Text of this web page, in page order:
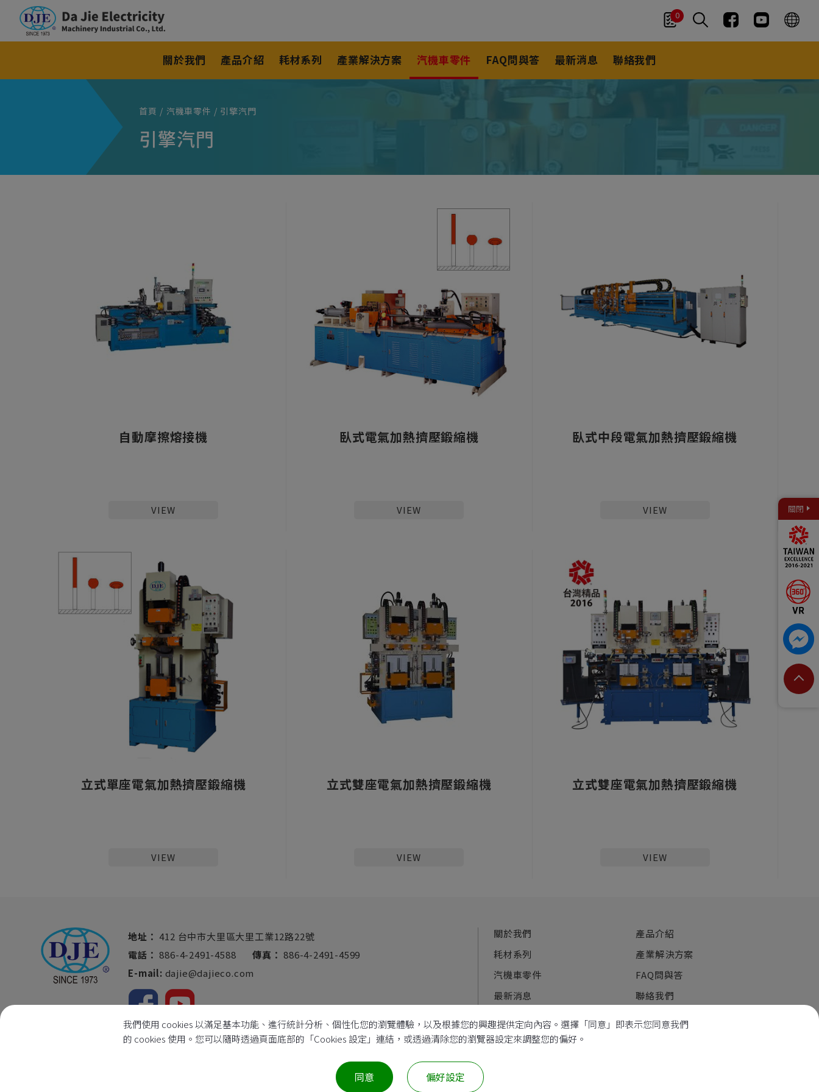
0
關於我們 產品介紹 耗材系列 產業解決方案 汽機車零件 FAQ問與答 最新消息 聯絡我們
首頁 汽機車零件 引擎汽門
引擎汽門
自動摩擦熔接機
VIEW
臥式電氣加熱擠壓鍛縮機
VIEW
臥式中段電氣加熱擠壓鍛縮機
VIEW
立式單座電氣加熱擠壓鍛縮機
VIEW
立式雙座電氣加熱擠壓鍛縮機
VIEW
立式雙座電氣加熱擠壓鍛縮機
VIEW
地址： 412 台中市大里區大里工業12路22號
電話： 886-4-2491-4588 傳真： 886-4-2491-4599
E-mail: dajie@dajieco.com
關於我們
產品介紹
耗材系列
產業解決方案
汽機車零件
FAQ問與答
最新消息
聯絡我們
Copyright © 2022大佶機電股份有限公司統一編號：52517787
All Rights Reserved |
關閉
Cookie管理面板
我們使用 cookies 以滿足基本功能、進行統計分析、個性化您的瀏覽體驗，以及根據您的興趣提供定向內容。選擇「同意」即表示您同意我們
的 cookies 使用。您可以隨時透過頁面底部的「Cookies 設定」連結，或透過清除您的瀏覽器設定來調整您的偏好。
同意 偏好設定